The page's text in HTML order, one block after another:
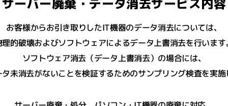
サーバー廃棄・データ消去サービス内容
お客様からお引き取りしたIT機器のデータ消去については、
理的破壊およびソフトウェアによるデータ上書消去を行います
ソフトウェア消去（データ上書消去）の場合には、
未消去がないことを検証するためのサンプリング検査を実施